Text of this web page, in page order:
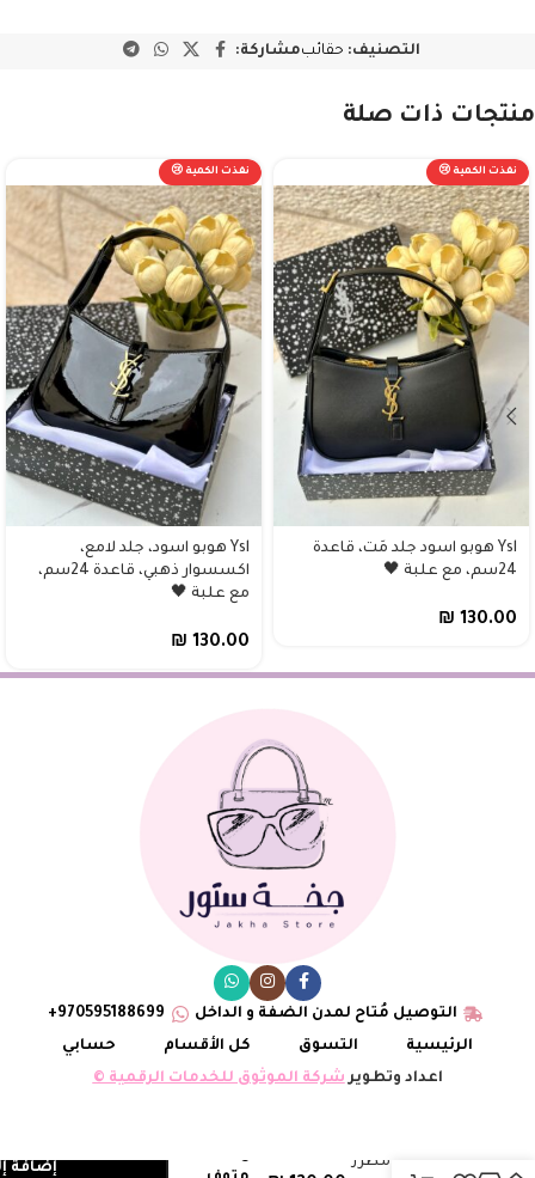
التصنيف: حقائبمشاركة:
منتجات ذات صلة
نفذت الكمية 😢
Ysl هوبو اسود جلد مَت، قاعدة
24سم، مع علبة 🖤
₪ 130.00
نفذت الكمية 😢
Ysl هوبو اسود، جلد لامع،
اكسسوار ذهبي، قاعدة 24سم،
مع علبة 🖤
₪ 130.00
التوصيل مُتاح لمدن الضفة و الداخل
970595188699+
الرئيسية
التسوق كل الأقسام
حسابي
اعداد وتطويرشركة الموثوق للخدمات الرقمية ©
ليدي ديور مطرز
5
إضافة